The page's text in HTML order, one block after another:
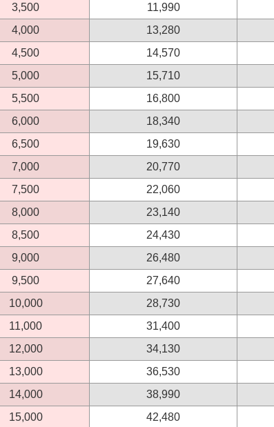
3,500
11,990
4,000
13,280
4,500
14,570
5,000
15,710
5,500
16,800
6,000
18,340
6,500
19,630
7,000
20,770
7,500
22,060
8,000
23,140
8,500
24,430
9,000
26,480
9,500
27,640
10,000
28,730
11,000
31,400
12,000
34,130
13,000
36,530
14,000
38,990
15,000
42,480